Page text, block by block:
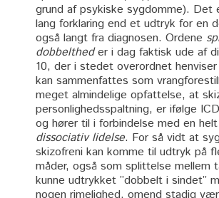
grund af psykiske sygdomme). Det
lang forklaring end et udtryk for en
også langt fra diagnosen. Ordene
dobbeltheder i dag faktisk ude af
10, der i stedet overordnet
kan sammenfattes som
meget almindelige opfattelse, at
personlighedsspaltning, er ifølge
og hører til i forbindelse med en
dissociativ lidelse. For så vidt at
skizofreni kan komme til udtryk på
måder, også som splittelse mellem
kunne udtrykket ”dobbelt i sindet”
nogen rimelighed, omend stadig